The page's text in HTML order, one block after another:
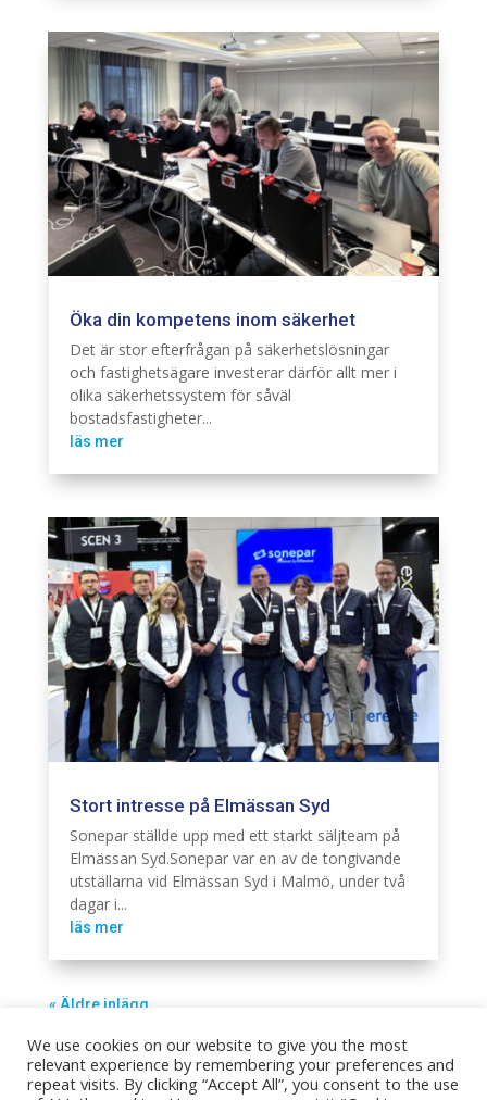
Öka din kompetens inom säkerhet
Det är stor efterfrågan på säkerhetslösningar
och fastighetsägare investerar därför allt mer i
olika säkerhetssystem för såväl
bostadsfastigheter...
läs mer
Stort intresse på Elmässan Syd
Sonepar ställde upp med ett starkt säljteam på
Elmässan Syd.Sonepar var en av de tongivande
utställarna vid Elmässan Syd i Malmö, under två
dagar i...
läs mer
« Äldre inlägg
We use cookies on our website to give you the most
relevant experience by remembering your preferences and
repeat visits. By clicking “Accept All”, you consent to the use